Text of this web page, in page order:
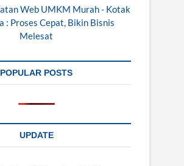
POPULAR POSTS
UPDATE